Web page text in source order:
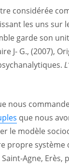
considérée
les uns sur
garde son
J- G., (2007),
nous
que nous
le modèle
propre système
Agne, Erès,